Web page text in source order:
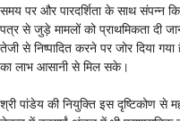
समय पर और पारदर्शिता के साथ संपन्न
पत्र से जुड़े मामलों को प्राथमिकता दी
तेजी से निष्पादित करने पर जोर दिया
का लाभ आसानी से मिल सके।
श्री पांडेय की नियुक्ति इस दृष्टिकोण